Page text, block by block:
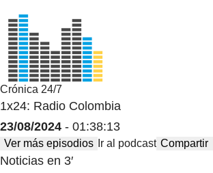
Crónica 24/7
1x24: Radio Colombia
23/08/2024 - 01:38:13
Ver más episodios Ir al podcast Compartir
Noticias en 3′